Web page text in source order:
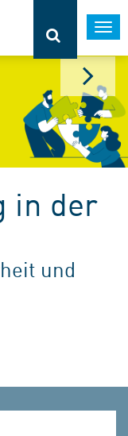
in der
und